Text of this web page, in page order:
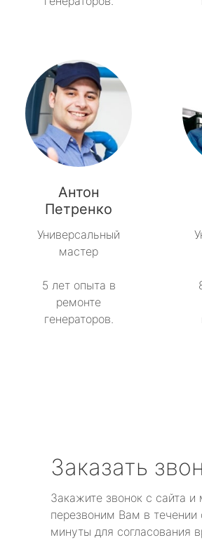
Антон
Петренко
Универсальный
мастер
5 лет опыта в
ремонте
генераторов.
Заказать
Закажите звонок с сайта и
перезвоним Вам в течении
минуты для согласования